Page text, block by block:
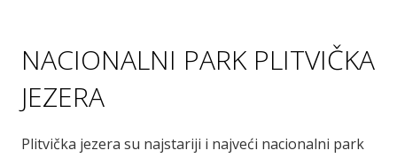
NACIONALNI PARK PLITVIČKA
JEZERA
Plitvička jezera su najstariji i najveći nacionalni park